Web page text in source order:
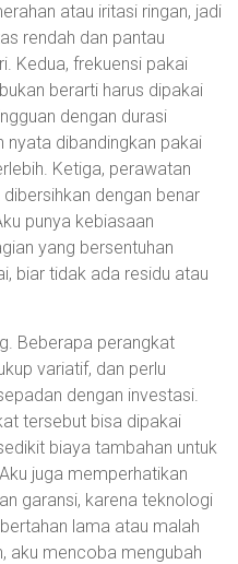
atau iritasi ringan, jadi
rendah dan pantau
Kedua, frekuensi pakai
berarti harus dipakai
dengan durasi
nyata dibandingkan pakai
Ketiga, perawatan
dengan benar
punya kebiasaan
yang bersentuhan
biar tidak ada residu atau
Beberapa perangkat
variatif, dan perlu
dengan investasi.
tersebut bisa dipakai
biaya tambahan untuk
juga memperhatikan
garansi, karena teknologi
lama atau malah
aku mencoba mengubah